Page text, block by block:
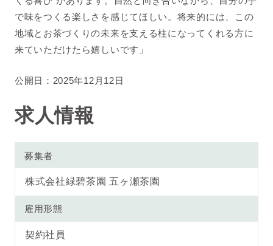
で味をつくる楽しさを感じてほしい。将来的には、この
地域とお茶づくりの未来を支える柱になってくれる方に
来ていただけたら嬉しいです」
公開日：2025年12月12日
求人情報
募集者
株式会社緑碧茶園 五ヶ瀬茶園
雇用形態
契約社員